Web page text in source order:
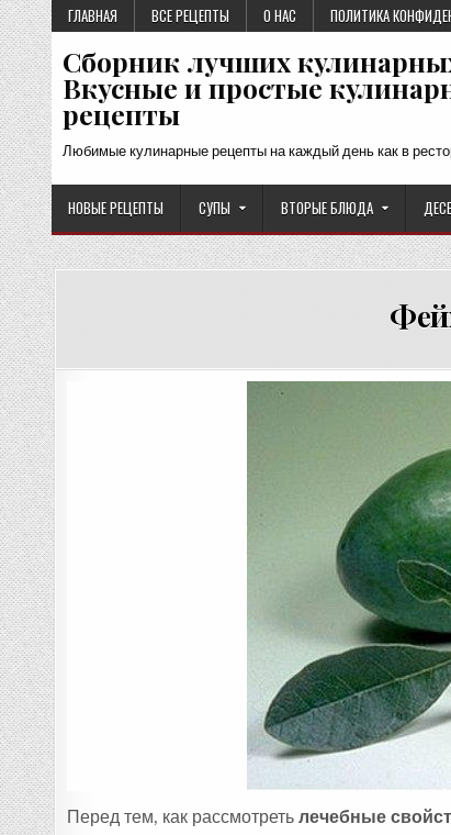
Перейти
к
содержимому
ГЛАВНАЯ ВСЕ РЕЦЕПТЫ О НАС ПОЛИТИКА
Сборник лучших
Вкусные и простые
рецепты
Любимые кулинарные рецепты на каждый день как в
НОВЫЕ РЕЦЕПТЫ СУПЫ ВТОРЫЕ БЛЮДА
Перед тем, как рассмотретьлечебные